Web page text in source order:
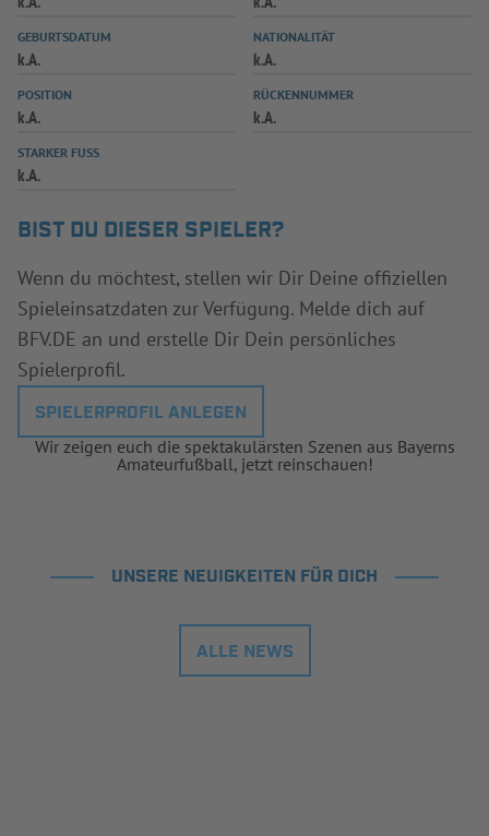
SPIELPLUS
GEBURTSDATUM
k.A.
NATIONALITÄT
k.A.
POSITION
k.A.
RÜCKENNUMMER
k.A.
STARKER FUSS
k.A.
BIST DU DIESER SPIELER?
Wenn du möchtest, stellen wir Dir Deine offiziellen
Spieleinsatzdaten zur Verfügung. Melde dich auf
BFV.DE an und erstelle Dir Dein persönliches
Spielerprofil.
SPIELERPROFIL ANLEGEN
Wir zeigen euch die spektakulärsten Szenen aus Bayerns
Amateurfußball, jetzt reinschauen!
UNSERE NEUIGKEITEN FÜR DICH
ALLE NEWS